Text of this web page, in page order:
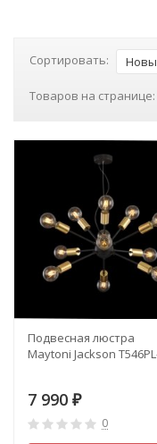
Сортировать:
Товаров на странице:
Подвесная люстра
Maytoni Jackson
7 990 ₽
0